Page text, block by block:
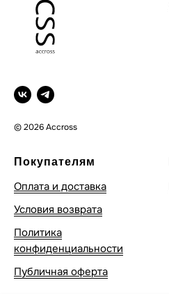
© 2026 Accross
Покупателям
Оплата и доставка
Условия возврата
Политика
конфиденциальности
Публичная оферта